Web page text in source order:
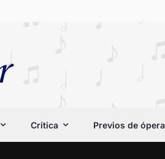
Crítica Previos de ópera